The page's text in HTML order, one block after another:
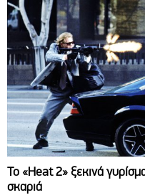
Το «Heat 2» ξεκινά
σκαριά